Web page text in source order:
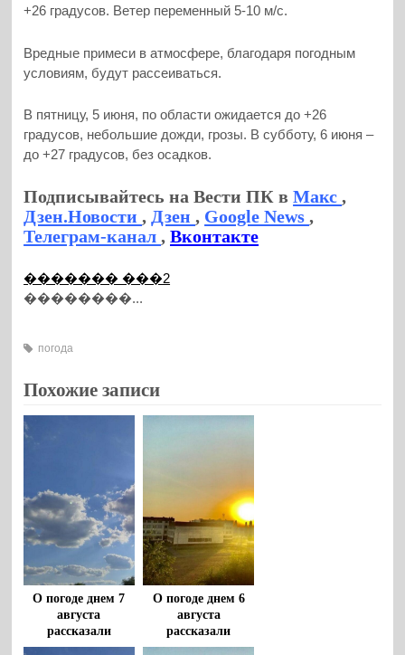
+26 градусов. Ветер переменный 5-10 м/с.
Вредные примеси в атмосфере, благодаря погодным
условиям, будут рассеиваться.
В пятницу, 5 июня, по области ожидается до +26
градусов, небольшие дожди, грозы. В субботу, 6 июня –
до +27 градусов, без осадков.
Подписывайтесь на Вести ПК вМакс,
Дзен.Новости,Дзен, Google News,
Телеграм-канал,Вконтакте
������� ���2
��������...
погода
Похожие записи
О погоде днем 7
августа
рассказали
воронежцам
О погоде днем 6
августа
рассказали
воронежцам